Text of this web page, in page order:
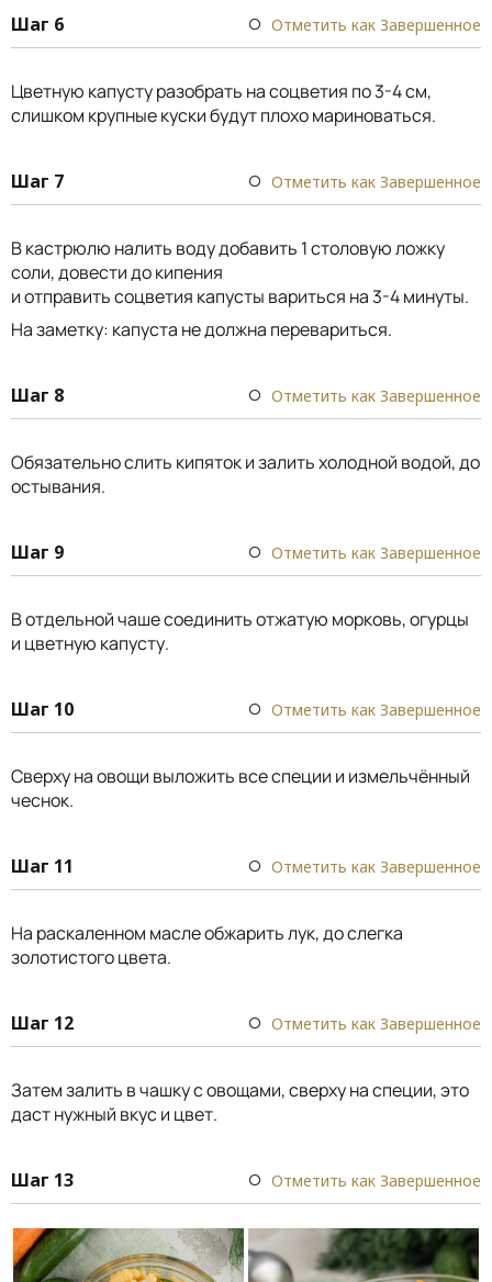
Шаг 6 Отметить как Завершенное
Цветную капусту разобрать на соцветия по 3-4 см,
слишком крупные куски будут плохо мариноваться.
Шаг 7 Отметить как Завершенное
В кастрюлю налить воду добавить 1 столовую ложку
соли, довести до кипения
и отправить соцветия капусты вариться на 3-4 минуты.
На заметку: капуста не должна перевариться.
Шаг 8 Отметить как Завершенное
Обязательно слить кипяток и залить холодной водой, до
остывания.
Шаг 9 Отметить как Завершенное
В отдельной чаше соединить отжатую морковь, огурцы
и цветную капусту.
Шаг 10 Отметить как Завершенное
Сверху на овощи выложить все специи и измельчённый
чеснок.
Шаг 11 Отметить как Завершенное
На раскаленном масле обжарить лук, до слегка
золотистого цвета.
Шаг 12 Отметить как Завершенное
Затем залить в чашку с овощами, сверху на специи, это
даст нужный вкус и цвет.
Шаг 13 Отметить как Завершенное